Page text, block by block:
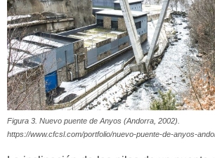
Figura 3. Nuevo puente de Anyos (Andorra, 2002).
https://www.cfcsl.com/portfolio/nuevo-puente-de-anyos-